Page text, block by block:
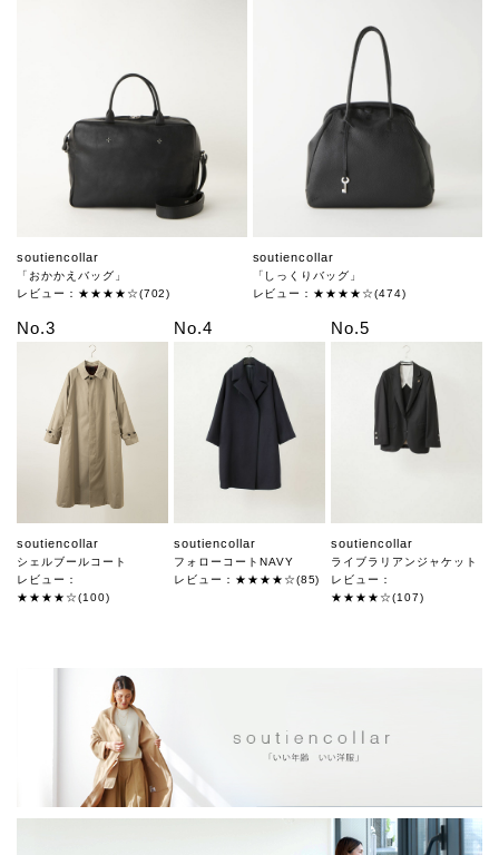
soutiencollar
「おかかえバッグ」
レビュー：★★★★☆(702)
soutiencollar
「しっくりバッグ」
レビュー：★★★★☆(474)
No.3
soutiencollar
シェルブールコート
レビュー：
★★★★☆(100)
No.4
soutiencollar
フォローコートNAVY
レビュー：★★★★☆(85)
No.5
soutiencollar
ライブラリアンジャケット
レビュー：
★★★★☆(107)